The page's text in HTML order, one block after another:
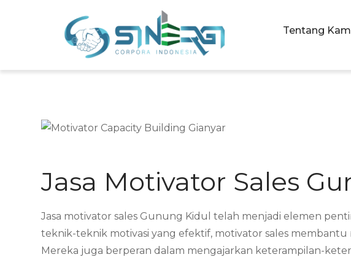
Tentang
Jasa Motivator Sales
Jasa motivator sales Gunung Kidul telah menjadi elemen
teknik-teknik motivasi yang efektif, motivator sales
Mereka juga berperan dalam mengajarkan keterampilan-